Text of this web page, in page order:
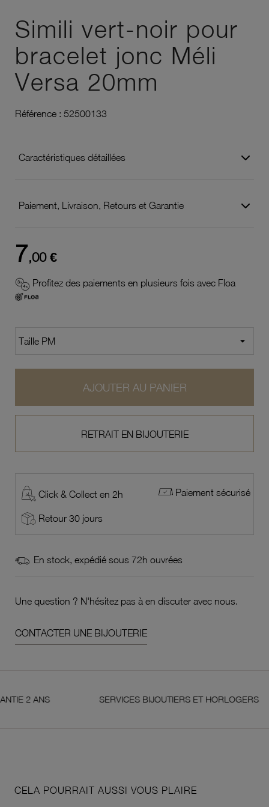
Simili vert-noir pour
bracelet jonc Méli
Versa 20mm
Référence : 52500133
Caractéristiques détaillées
Paiement, Livraison, Retours et Garantie
7,00 €
Profitez des paiements en plusieurs fois avec Floa
AJOUTER AU PANIER
RETRAIT EN BIJOUTERIE
Click & Collect en 2h Paiement sécurisé
Retour 30 jours
En stock, expédié sous 72h ouvrées
Une question ? N'hésitez pas à en discuter avec nous.
CONTACTER UNE BIJOUTERIE
ANS SERVICES BIJOUTIERS ET HORLOGERS
CELA POURRAIT AUSSI VOUS PLAIRE